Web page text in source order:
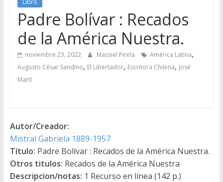
Padre Bolívar : Recados
de la América Nuestra.
noviembre 23, 2022 Massiel Pirela América Latina,
Augusto César Sandino, El Libertador, Escritora Chilena, José
Martí
Autor/Creador:
Mistral Gabriela 1889-1957
Título: Padre Bolívar : Recados de la América Nuestra.
Otros titulos: Recados de la América Nuestra
Descripcion/notas: 1 Recurso en línea (142 p.)